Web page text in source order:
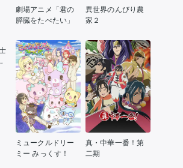
劇場アニメ「君の
膵臓をたべたい」
異世界のんびり農
家２
ミュークルドリー
ミー みっくす！
真・中華一番！第
二期